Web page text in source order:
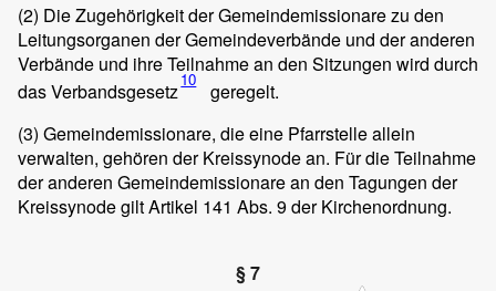
(2) Die Zugehörigkeit der Gemeindemissionare zu den
Leitungsorganen der Gemeindeverbände und der anderen
Verbände und ihre Teilnahme an den Sitzungen wird durch
das Verbandsgesetz10
geregelt.
(3) Gemeindemissionare, die eine Pfarrstelle allein
verwalten, gehören der Kreissynode an. Für die Teilnahme
der anderen Gemeindemissionare an den Tagungen der
Kreissynode gilt Artikel 141 Abs. 9 der Kirchenordnung.
§ 7